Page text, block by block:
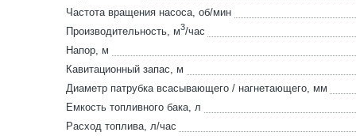
Частота вращения насоса, об/мин
Производительность, м3/час
Напор, м
Кавитационный запас, м
Диаметр патрубка всасывающего / нагнетающего, мм
Емкость топливного бака, л
Расход топлива, л/час